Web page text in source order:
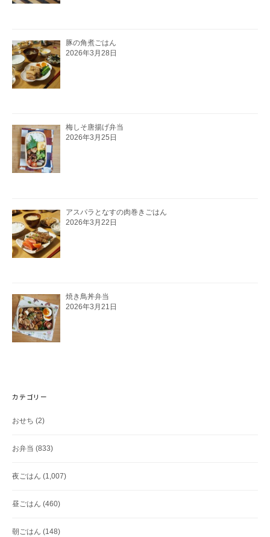
豚の角煮ごはん
2026年3月28日
梅しそ唐揚げ弁当
2026年3月25日
アスパラとなすの肉巻きごはん
2026年3月22日
焼き鳥丼弁当
2026年3月21日
カテゴリー
おせち (2)
お弁当 (833)
夜ごはん (1,007)
昼ごはん (460)
朝ごはん (148)